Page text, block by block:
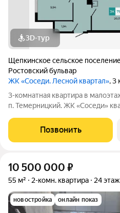
3D-тур
Щепкинское сельское поселение
Ростовский бульвар
ЖК «Соседи. Лесной квартал», 3
3-комнатная квартира в малоэтажном
п. Темерницкий. ЖК «Соседи» квартал, где продумано всё,
не роскошь. Это когда у
для игр, для
Позвонить
10 500 000 ₽
55 м² 2-комн. квартира 24
новостройка онлайн показ